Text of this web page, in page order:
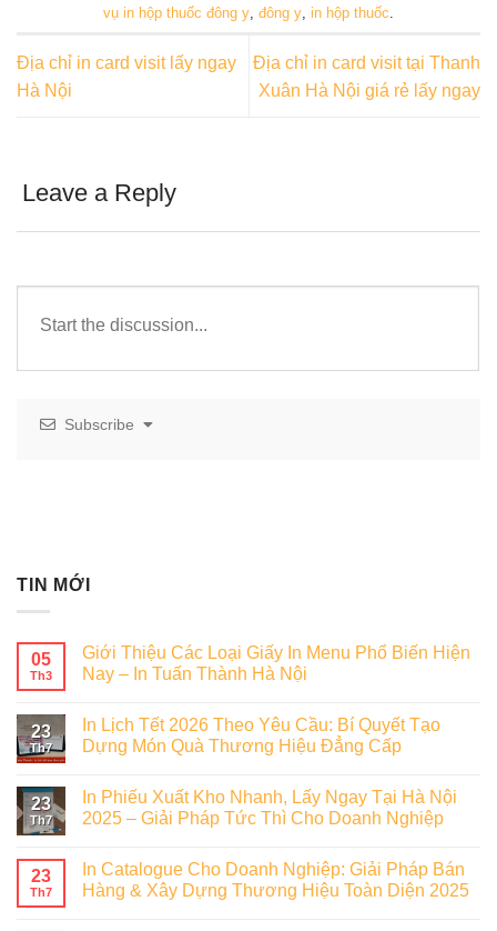
vụ in hộp thuốc đông y đông y in hộp thuốc
Địa chỉ in card visit lấy ngay
Hà Nội
Địa chỉ in card visit tại Thanh
Xuân Hà Nội giá rẻ lấy ngay
Leave a Reply
Subscribe
TIN MỚI
05
Th3
Giới Thiệu Các Loại Giấy In Menu Phổ Biến Hiện
Nay – In Tuấn Thành Hà Nội
23
Th7
In Lịch Tết 2026 Theo Yêu Cầu: Bí Quyết Tạo
Dựng Món Quà Thương Hiệu Đẳng Cấp
23
Th7
In Phiếu Xuất Kho Nhanh, Lấy Ngay Tại Hà Nội
2025 – Giải Pháp Tức Thì Cho Doanh Nghiệp
23
Th7
In Catalogue Cho Doanh Nghiệp: Giải Pháp Bán
Hàng & Xây Dựng Thương Hiệu Toàn Diện 2025